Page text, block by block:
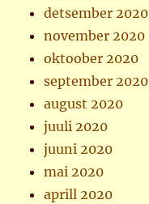
detsember 2020
november 2020
oktoober 2020
september 2020
august 2020
juuli 2020
juuni 2020
mai 2020
aprill 2020